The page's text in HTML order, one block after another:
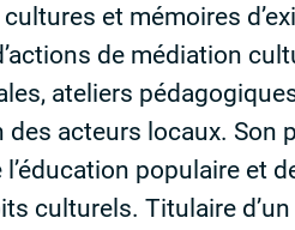
et mémoires
de médiation
ateliers
acteurs locaux. Son
populaire et
culturels. Titulaire